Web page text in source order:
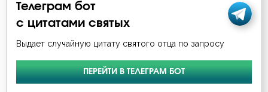
Телеграм бот
с цитатами святых
Выдает случайную цитату святого отца по запросу
ПЕРЕЙТИ В ТЕЛЕГРАМ БОТ